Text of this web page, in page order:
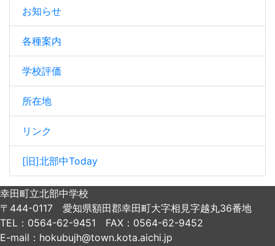
お知らせ
各種案内
学校評価
所在地
リンク
[旧]北部中Today
幸田町立北部中学校
〒444-0117 愛知県額田郡幸田町大字相見字越丸36番地
TEL：0564-62-9451 FAX：0564-62-9452
E-mail：hokubujh@town.kota.aichi.jp